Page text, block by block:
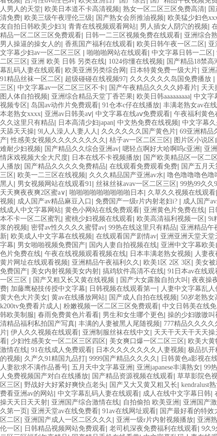
人男人的天堂| 欧美日本道不卡高清视频| 熟女一区二区三区免费高清|
清免费| 欧美三级午夜理伦三级| 国产熟女会所推油视频| 欧美猛少妇色
友自拍日韩欧美少妇3| 青青在线视频观看网站| 男人插女人阴穴的视频|
精品一区二区三区免费观看| 日韩一二三区视频免费在线观看| 亚洲综合
男人操逼的操女人的| 香蕉国产福利在线观看| 欧美日韩午夜一区二区 | 亚
文字幕少妇av一区二区三区 | 啪啪啪网站在线观看| 中文字幕日韩一二区 |
二区三区 | 亚洲 欧美 日韩 另类在线| 1024你懂在线视频| 国产精品18禁高
幕乱码人妻在线观看| 欧美亚洲另类综合网 | 日本特黄免费一级大片| 亚洲
91精品丝袜一区二区 | 超级碰碰在线视频97| 久久久久久久岛国免费播放 |
三区 | 中文字幕av一区二区三区不卡| 国产午夜精品久久久久婷看片| 天天
图人体自拍视频| 亚洲综合精品天堂丁香芒果| 欧美日韩aaaaaaaaa| 中文字
视频专区 | 岛国av动作片免费观看| 91仓本c仔在线播放| 丰满老熟女av在线
本老熟女xxxx| 亚洲av日韩美aⅴ| 中文字幕在线aⅴ免费观看| 午夜福利黄色
久久这里只有精品| 日本高清少妇japan| 中文热免费在线视频| 中文字幕
天舔天天操| 9l人人澡人人妻人人 | 久久久久久久国产黄色片| 69亚洲精品
产|性感美女视频久久久久久久久久 | 桔子av一区二区三区 | 图片区小说区
难耐少妇视频| 国产精品久久综合亚洲av| 嗯轻点啊好大哈啊呜c亚洲 | 亚
情床戏视频大全大尺度| 日本在线不卡视频播放| 国产欧美精品区一区二
人播放| 国产精品久久久久免费精品| 在线观看免费观看免费| 国产五月
三区 | 欧美一二三区在线视频| 久久久精品国产亚洲av水| 噜色噜噜噜色噜
黑人 | 男女视频网站在线观看91| 丝袜丝袜avav一区二区三区 | 99热99久久
天天爽夜夜爽2区蜜a∨| 啪啪啪啪啪啪啪啪啪日本| 久草久久视频在线观看
视频| 成人国产av精品麻豆入口 | 免费国产一级r片内射老妇i? | 成人国产
线成人中文字幕网站| 黄色小网站在线免费观看| 亚洲黄色片免费在线|
本不卡一区二区蜜乳| 蜜桃少妇视频在线观看| 欧美高清福利视频一区 | 9i
浆的视频| 密臂av性久久久久蜜臂av| 99热在线这里只有精品| 亚洲精品午
新| 欧美成人中文字幕在线视频| 在线观看国产剧情av| 亚洲亚洲天堂天堂
字幕| 男女啪啪视频免费国产| 国内人妻自拍视频在线| 亚洲中文字幕欧美
色片免费在线| 午夜在线视频观看视频在线| 日本丰满老熟女视频| 人妻
黄片网址在线观看视频| 亚洲精品午夜福利久久 | 欧美1区 2区 3区 | 美女
免费国产| 美女内射视频美女内射| 搞鸡软件高清不在线| 91日本av在线观
一区三区 | 国产又粗又长又黄在线视频 | 国产大女露脸自拍大叫 | 夜夜操
费| 加藤鹰秘技传授中文字幕| 日韩视频在线观看第一| 人妻中文字幕乱人
黄大色大片美女| 黄av在线播放网站| 国产成人自拍在线视频| 50岁老熟女
k200tv免费看片成人 | 粉嫩视频一区二区三区免费观看| 中文日韩美在线
韩欧美制服| 春雨免费黄色片看看| 男生和女生哪个更色| 操的少妇嗷嗷叫
清精品福利私拍国产写真| 丰满的人妻被黑人尾随视频| 777精品久久久久
片| 伊人久久视频在线观看| 亚洲制服丝袜在线中文| 天天干天天干天天
看| 少妇性感美女一区二区三区四区 | 美女爽口爆一区二区三区 | 欧美大黄
激情在线| 91在线成人免费观看| 日本久久久久久久久人妻视频| 极品扒开
的视频| 久产久91精国九品打| 9999国产精品久久久久 | 日韩黄色a影视在
人妻欲求不满作品番号| 五月天中文字幕亚洲 | 亚洲japanese丰满熟女| 99
人免费视频国产对白在线播放| 国产精品资源视频在线观看| 草草影院色
区三区 | 野战好大好紧好爽快点老头| 国产又大又黄又粗又长| kendralust
费看亚洲av的网站| 中文字幕乱码人妻在线观看| 成人在线中文字幕日韩|
操天天日天天射| 亚洲国产综合激情在线| 自拍偷拍 欧美亚洲 | 亚洲国产
久第一页 | 亚洲天堂av在线免费看| 91av在线网址观看| 国产最好看的特效
区二区 | 亚洲国产成人一区二区久久久 | 亚洲一级r片内射视频播放| 亚洲
伦一区 | 日韩精品视频网站免费观看| 老司机深夜免费福利在线观看| 9久